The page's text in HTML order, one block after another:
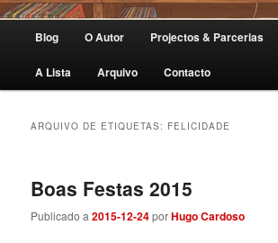
Blog O Autor Projectos & Parcerias
A Lista Arquivo Contacto
ARQUIVO DE ETIQUETAS: FELICIDADE
Boas Festas 2015
Publicado a2015-12-24porHugo Cardoso